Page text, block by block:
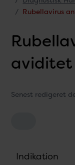
Rubellavirus
aviditet
Senest redigeret
Indikation